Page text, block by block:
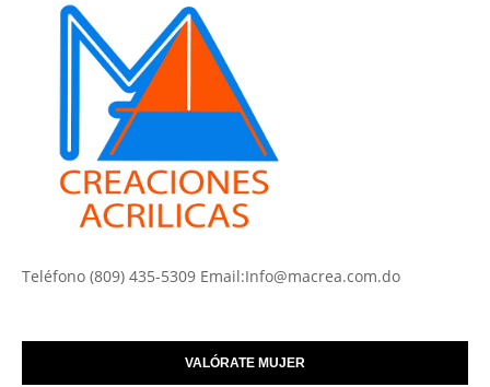
Teléfono (809) 435-5309 Email:Info@macrea.com.do
VALÓRATE MUJER